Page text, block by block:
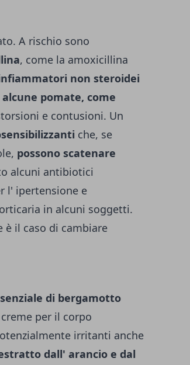
A rischio sono
, come la amoxicillina
non steroidei
alcune pomate, come
e contusioni. Un
che, se
possono scatenare
alcuni antibiotici
l' ipertensione e
in alcuni soggetti.
è il caso di cambiare
di bergamotto
per il corpo
irritanti anche
dall' arancio e dal